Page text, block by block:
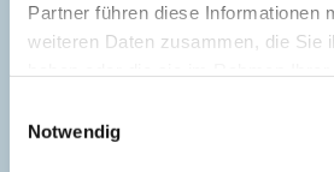
Partner führen diese Informationen
weiteren Daten zusammen, die Sie
Notwendig
WONNILAND